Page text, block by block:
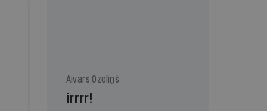
Aivars Ozoliņš
irrrr!